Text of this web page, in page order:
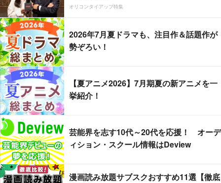
オリコンタイアップ特集
2026年7月夏ドラマも、注目作＆話題作が
勢ぞろい！
【夏アニメ2026】7月期夏の新アニメを一
挙紹介！
芸能界を志す10代～20代を応援！ オーデ
ィション・スクール情報はDeview
漫画読み放題サブスクおすすめ11選【徹底